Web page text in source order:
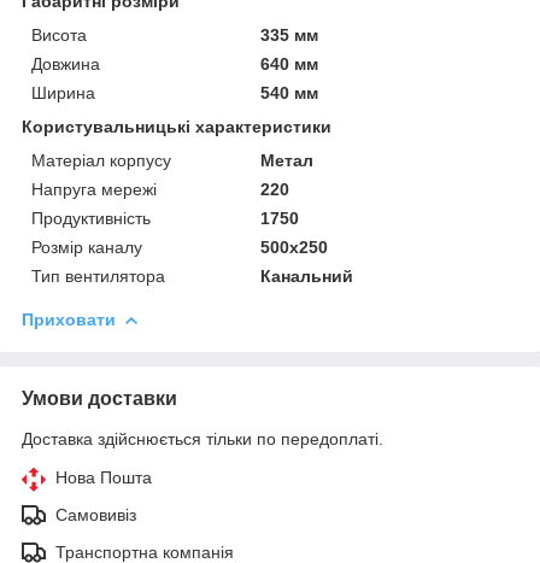
Висота
335 мм
Довжина
640 мм
Ширина
540 мм
Користувальницькі характеристики
Матеріал корпусу
Метал
Напруга мережі
220
Продуктивність
1750
Розмір каналу
500х250
Тип вентилятора
Канальний
Приховати
Умови доставки
Доставка здійснюється тільки по передоплаті.
Нова Пошта
Самовивіз
Транспортна компанія